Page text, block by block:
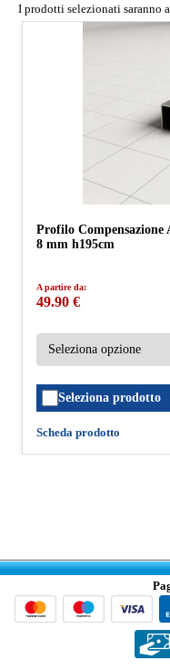
I prodotti selezionati saranno
Profilo Compensazione
8 mm h195cm
A partire da:
49.90 €
Seleziona prodotto
Scheda prodotto